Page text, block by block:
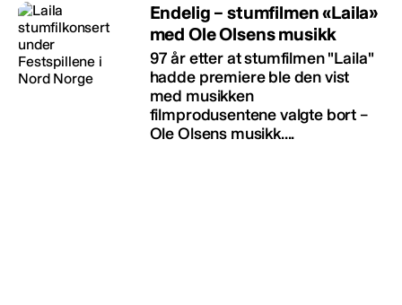
Endelig – stumfilmen «Laila»
med Ole Olsens musikk
97 år etter at stumfilmen "Laila"
hadde premiere ble den vist
med musikken
filmprodusentene valgte bort –
Ole Olsens musikk....